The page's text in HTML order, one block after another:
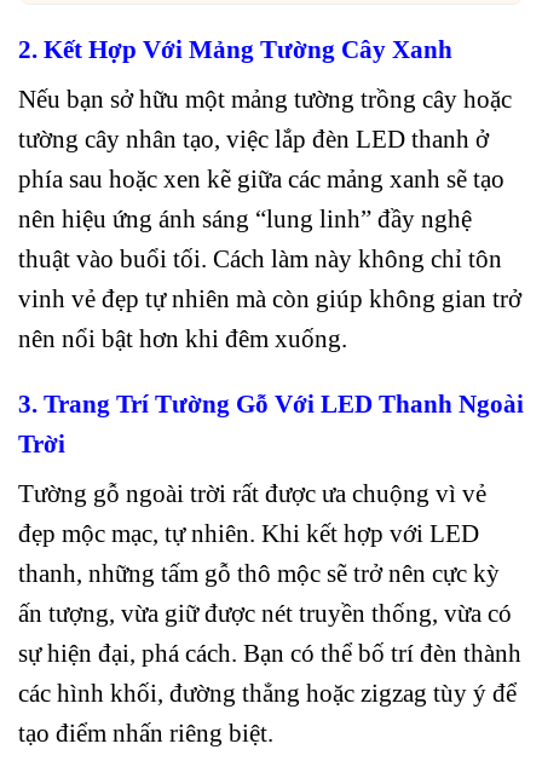
2. Kết Hợp Với Mảng Tường Cây Xanh
Nếu bạn sở hữu một mảng tường trồng cây hoặc
tường cây nhân tạo, việc lắp đèn LED thanh ở
phía sau hoặc xen kẽ giữa các mảng xanh sẽ tạo
nên hiệu ứng ánh sáng “lung linh” đầy nghệ
thuật vào buổi tối. Cách làm này không chỉ tôn
vinh vẻ đẹp tự nhiên mà còn giúp không gian trở
nên nổi bật hơn khi đêm xuống.
3. Trang Trí Tường Gỗ Với LED Thanh Ngoài
Trời
Tường gỗ ngoài trời rất được ưa chuộng vì vẻ
đẹp mộc mạc, tự nhiên. Khi kết hợp với LED
thanh, những tấm gỗ thô mộc sẽ trở nên cực kỳ
ấn tượng, vừa giữ được nét truyền thống, vừa có
sự hiện đại, phá cách. Bạn có thể bố trí đèn thành
các hình khối, đường thẳng hoặc zigzag tùy ý để
tạo điểm nhấn riêng biệt.